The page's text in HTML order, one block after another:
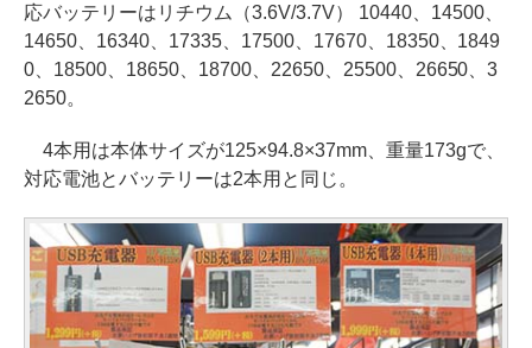
応バッテリーはリチウム（3.6V/3.7V） 10440、14500、
14650、16340、17335、17500、17670、18350、1849
0、18500、18650、18700、22650、25500、26650、3
2650。
4本用は本体サイズが125×94.8×37mm、重量173gで、
対応電池とバッテリーは2本用と同じ。